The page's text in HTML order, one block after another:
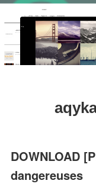
DOWNLOAD
dangereuses